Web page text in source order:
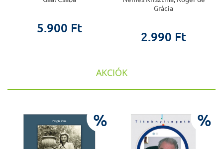
5.900 Ft
Gràcia
2.990 Ft
AKCIÓK
% %